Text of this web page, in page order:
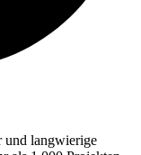
und langwierige